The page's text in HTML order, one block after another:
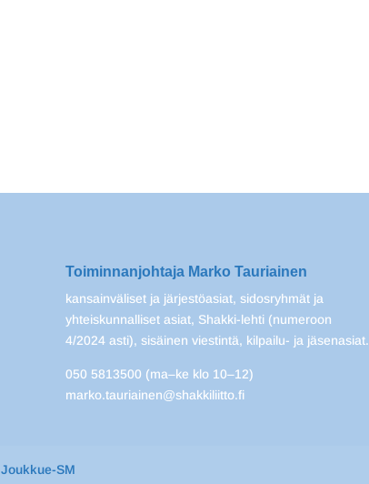
Toiminnanjohtaja Marko Tauriainen
kansainväliset ja järjestöasiat, sidosryhmät ja
yhteiskunnalliset asiat, Shakki-lehti (numeroon
4/2024 asti), sisäinen viestintä, kilpailu- ja jäsenasiat.
050 5813500 (ma–ke klo 10–12)
marko.tauriainen@shakkiliitto.fi
Joukkue-SM